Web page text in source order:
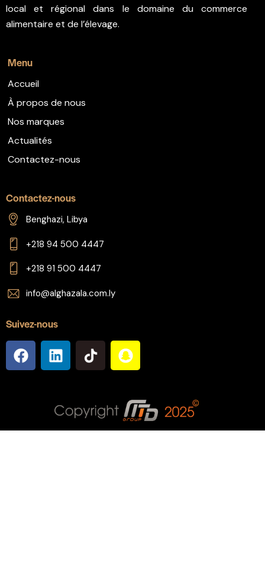
local et régional dans le domaine du commerce
alimentaire et de l’élevage.
Menu
Accueil
À propos de nous
Nos marques
Actualités
Contactez-nous
Contactez-nous
Benghazi, Libya
+218 94 500 4447
+218 91 500 4447
info@alghazala.com.ly
Suivez-nous